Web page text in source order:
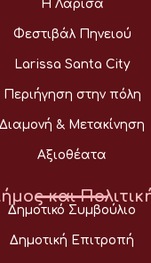
Η Λάρισα
Φεστιβάλ Πηνειού
Larissa Santa City
Περιήγηση στην πόλη
Διαμονή & Μετακίνηση
Αξιοθέατα
και
Δημοτικό Συμβούλιο
Δημοτική Επιτροπή